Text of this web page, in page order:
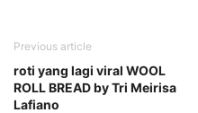
Previous article
roti yang lagi viral WOOL
ROLL BREAD by Tri Meirisa
Lafiano